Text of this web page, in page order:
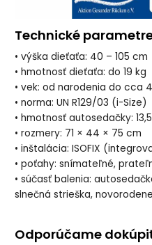
Technické
• výška dieťaťa: 40 – 105 cm
• hmotnosť dieťaťa: do 19 kg
• vek: od narodenia do cca
• norma: UN R129/03 (i-Size)
• hmotnosť autosedačky:
• rozmery: 71 × 44 × 75 cm
• inštalácia: ISOFIX
• poťahy: snímateľné,
• súčasť balenia:
slnečná strieška,
Odporúčame